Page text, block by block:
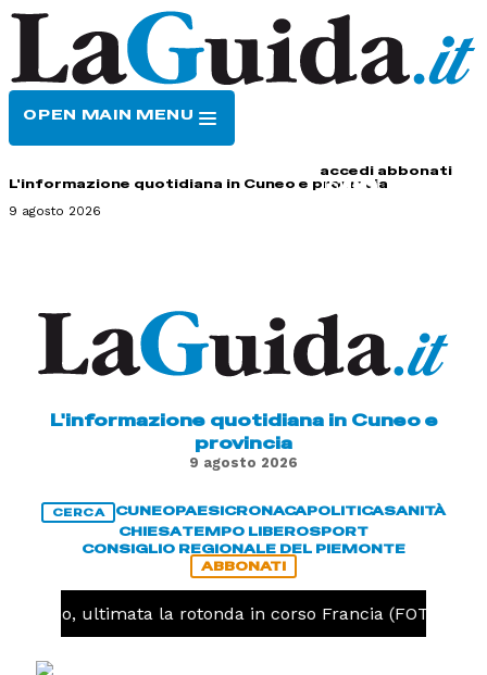
OPEN MAIN MENU
accedi abbonati
L'informazione quotidiana in Cuneo e provincia
9 agosto 2026
L'informazione quotidiana in Cuneo e
provincia
9 agosto 2026
CERCA CUNEOPAESICRONACAPOLITICASANITÀ
CHIESATEMPO LIBEROSPORT
CONSIGLIO REGIONALE DEL PIEMONTE
ABBONATI
Cuneo, ultimata la rotonda in corso Francia (FOTO)